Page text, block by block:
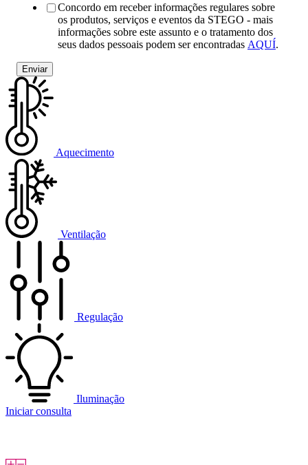
Concordo em receber informações regulares sobre
os produtos, serviços e eventos da STEGO - mais
informações sobre este assunto e o tratamento dos
seus dados pessoais podem ser encontradas AQUÍ.
Aquecimento
Ventilação
Regulação
Iluminação
Iniciar consulta